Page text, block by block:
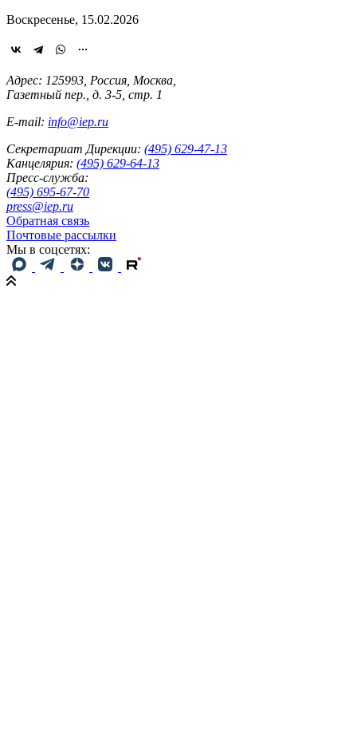
Воскресенье, 15.02.2026
Адрес: 125993, Россия, Москва,
Газетный пер., д. 3-5, стр. 1
E-mail: info@iep.ru
Секретариат Дирекции: (495) 629-47-13
Канцелярия: (495) 629-64-13
Пресс-служба:
(495) 695-67-70
press@iep.ru
Обратная связь
Почтовые рассылки
Мы в соцсетях: